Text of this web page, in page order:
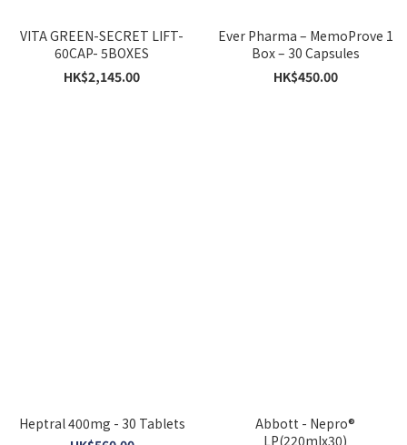
VITA GREEN-SECRET LIFT-
60CAP- 5BOXES
HK$2,145.00
Ever Pharma – MemoProve 1
Box – 30 Capsules
HK$450.00
Heptral 400mg - 30 Tablets
Abbott - Nepro®
LP(220mlx30)